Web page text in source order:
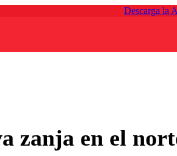
Descarga la
en el